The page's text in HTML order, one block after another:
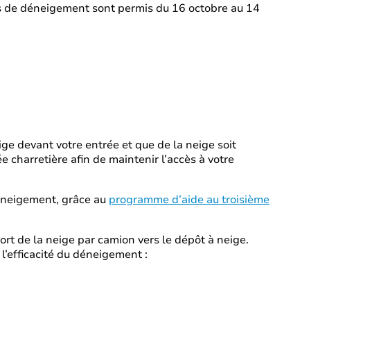
de déneigement sont permis du 16 octobre au 14
devant votre entrée et que de la neige soit
afin de maintenir l’accès à votre
grâce au programme d’aide au troisième
de la neige par camion vers le dépôt à neige.
du déneigement :